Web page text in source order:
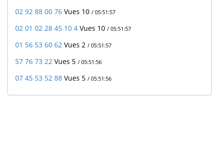
02 92 88 00 76 Vues 10 / 05:51:57
02 01 02 28 45 10 4 Vues 10 / 05:51:57
01 56 53 60 62 Vues 2 / 05:51:57
57 76 73 22 Vues 5 / 05:51:56
07 45 53 52 88 Vues 5 / 05:51:56